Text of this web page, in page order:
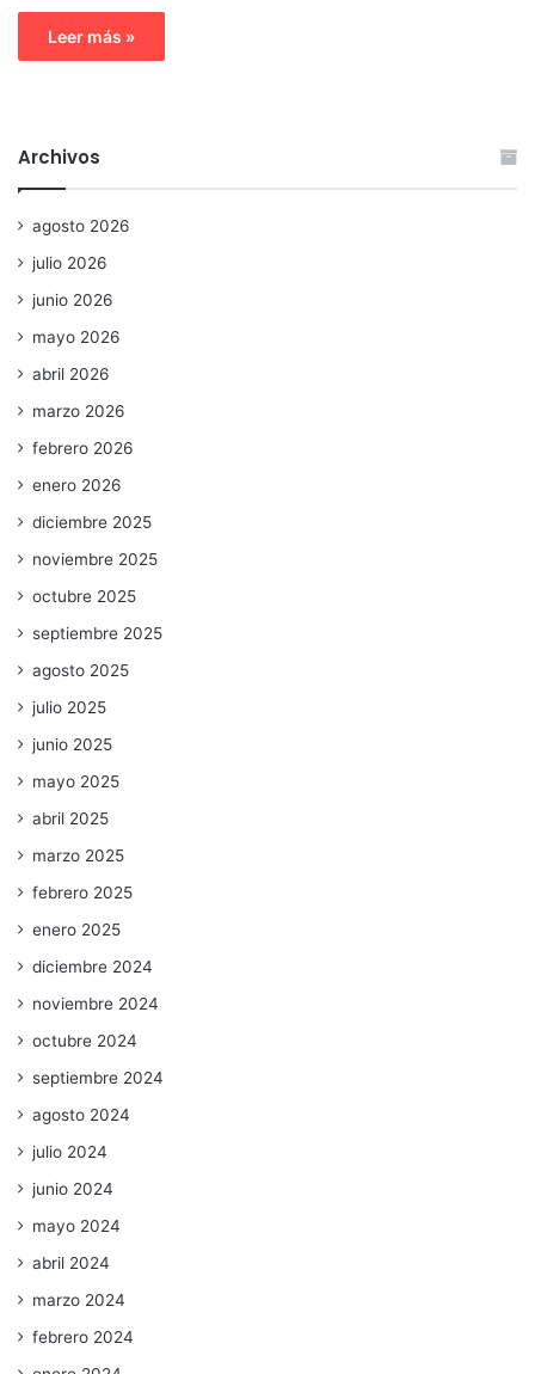
Leer más »
Archivos
agosto 2026
julio 2026
junio 2026
mayo 2026
abril 2026
marzo 2026
febrero 2026
enero 2026
diciembre 2025
noviembre 2025
octubre 2025
septiembre 2025
agosto 2025
julio 2025
junio 2025
mayo 2025
abril 2025
marzo 2025
febrero 2025
enero 2025
diciembre 2024
noviembre 2024
octubre 2024
septiembre 2024
agosto 2024
julio 2024
junio 2024
mayo 2024
abril 2024
marzo 2024
febrero 2024